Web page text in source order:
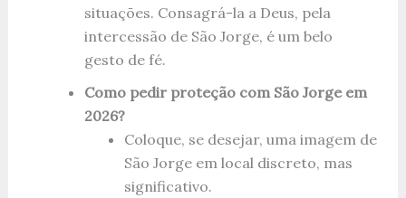
situações. Consagrá-la a Deus, pela
intercessão de São Jorge, é um belo
gesto de fé.
Como pedir proteção com São Jorge em
2026?
Coloque, se desejar, uma imagem de
São Jorge em local discreto, mas
significativo.